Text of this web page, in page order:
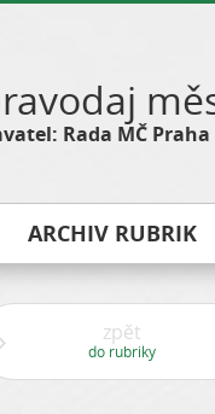
Rada MČ
ARCHIV RUBRIK
zpět
do rubriky